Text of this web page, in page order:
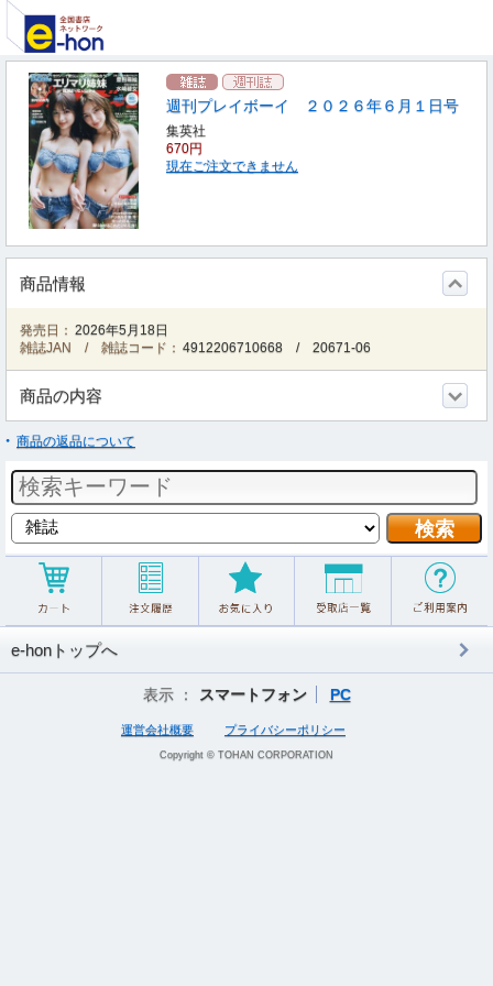
週刊プレイボーイ ２０２６年６月１日号
集英社
670円
現在ご注文できません
商品情報
発売日： 2026年5月18日
雑誌JAN / 雑誌コード： 4912206710668 /20671-06
商品の内容
商品の返品について
e-honトップへ
表示 ： スマートフォン PC
運営会社概要 プライバシーポリシー
Copyright © TOHAN CORPORATION